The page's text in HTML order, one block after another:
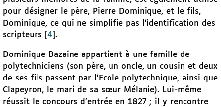
pour désigner le père, Pierre Dominique, et le fils,
Dominique, ce qui ne simplifie pas l’identification des
scripteurs
4 .
Dominique Bazaine appartient à une famille de
polytechniciens (son père, un oncle, un cousin et deux
de ses fils passent par l’Ecole polytechnique, ainsi que
Clapeyron, le mari de sa sœur Mélanie). Lui-même
réussit le concours d’entrée en 1827 ; il y rencontre